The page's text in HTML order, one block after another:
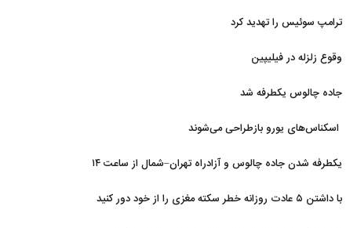
ترامپ سوئیس را تهدید کرد
وقوع زلزله در فیلیپین
جاده چالوس یکطرفه شد
اسکناس‌های یورو بازطراحی می‌شوند
یکطرفه شدن جاده چالوس و آزادراه تهران–شمال از ساعت ۱۴
با داشتن ۵ عادت روزانه خطر سکته مغزی را از خود دور کنید